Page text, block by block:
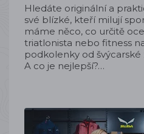
Hledáte originální a
své blízké, kteří milují
máme něco, co určitě
triatlonista nebo fitness
podkolenky od
A co je nejlepší?…